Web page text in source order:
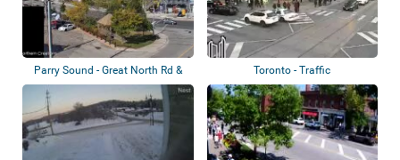
Parry Sound - Great North Rd &
Seguin St
Toronto - Traffic